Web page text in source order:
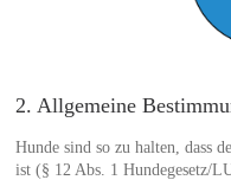
2. Allgemeine
Hunde sind so zu halten, dass
ist (§ 12 Abs. 1 Hundegesetz/